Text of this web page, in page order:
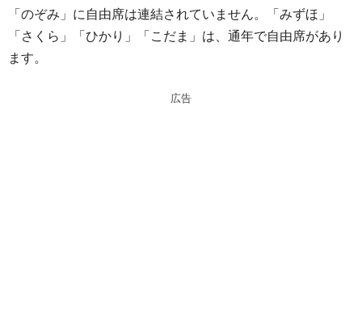
「のぞみ」に自由席は連結されていません。「みずほ」
「さくら」「ひかり」「こだま」は、通年で自由席があり
ます。
広告